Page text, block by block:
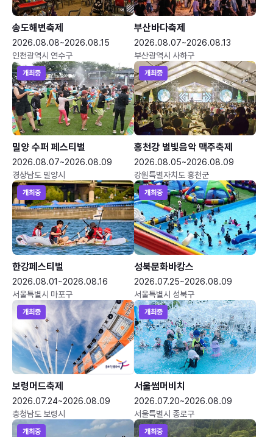
송도해변축제
2026.08.08~2026.08.15
인천광역시 연수구
부산바다축제
2026.08.07~2026.08.13
부산광역시 사하구
개최중
밀양 수퍼 페스티벌
2026.08.07~2026.08.09
경상남도 밀양시
개최중
홍천강 별빛음악 맥주축제
2026.08.05~2026.08.09
강원특별자치도 홍천군
개최중
한강페스티벌
2026.08.01~2026.08.16
서울특별시 마포구
개최중
성북문화바캉스
2026.07.25~2026.08.09
서울특별시 성북구
개최중
보령머드축제
2026.07.24~2026.08.09
충청남도 보령시
개최중
서울썸머비치
2026.07.20~2026.08.09
서울특별시 종로구
개최중 개최중